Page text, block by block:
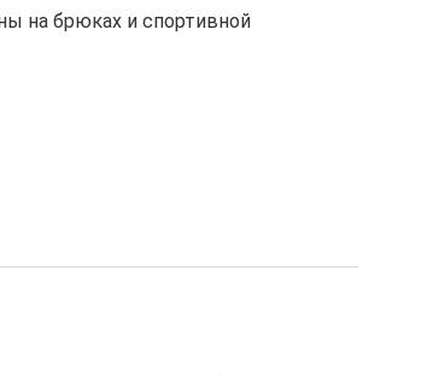
на брюках и спортивной